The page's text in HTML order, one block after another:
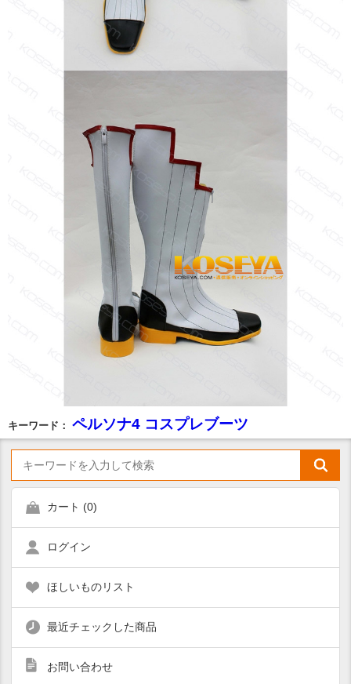
キーワード： ペルソナ4 コスプレブーツ
カート (0)
ログイン
ほしいものリスト
最近チェックした商品
お問い合わせ